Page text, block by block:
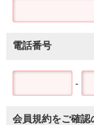
電話番号
-
会員規約をご確認